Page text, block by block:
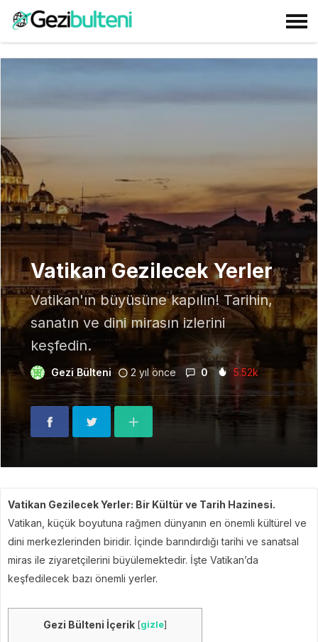
Vatikan Gezilecek Yerler
Vatikan'ın büyüsüne kapılın! Tarihin,
sanatın ve dini mirasın izlerini
keşfedin.
Gezi Bülteni 2 yıl önce 0 5.52k
Vatikan Gezilecek Yerler: Bir Kültür ve Tarih Hazinesi.
Vatikan, küçük boyutuna rağmen dünyanın en önemli kültürel ve
dini merkezlerinden biridir. İçinde barındırdığı tarihi ve sanatsal
miras ile ziyaretçilerini büyülemektedir. İşte Vatikan’da
keşfedilecek bazı önemli yerler.
Gezi Bülteni İçerik [gizle]